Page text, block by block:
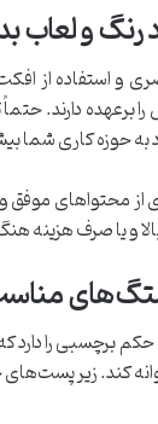
رنگ و لعاب
و استفاده از
برعهده دارند.
به حوزه کاری شما
از محتواهای
و یا صرف هزینه
برچسبی را
کند. زیر پست‌های